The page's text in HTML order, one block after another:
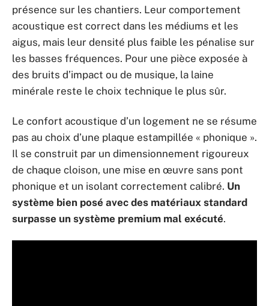
présence sur les chantiers. Leur comportement
acoustique est correct dans les médiums et les
aigus, mais leur densité plus faible les pénalise sur
les basses fréquences. Pour une pièce exposée à
des bruits d’impact ou de musique, la laine
minérale reste le choix technique le plus sûr.
Le confort acoustique d’un logement ne se résume
pas au choix d’une plaque estampillée « phonique ».
Il se construit par un dimensionnement rigoureux
de chaque cloison, une mise en œuvre sans pont
phonique et un isolant correctement calibré. Un
système bien posé avec des matériaux standard
surpasse un système premium mal exécuté.